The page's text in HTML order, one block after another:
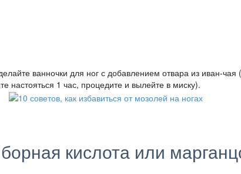
ванночки для ног с добавлением отвара из иван-чая
настояться 1 час, процедите и вылейте в миску).
кислота или